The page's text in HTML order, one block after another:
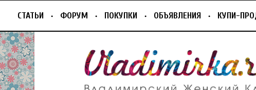
СТАТЬИ ФОРУМ ПОКУПКИ ОБЪЯВЛЕНИЯ КУПИ-